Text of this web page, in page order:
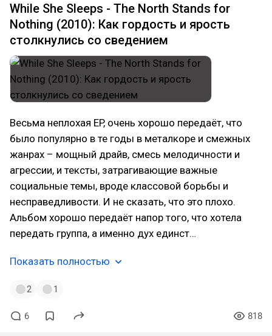
While She Sleeps - The North Stands for
Nothing (2010): Как гордость и ярость
столкнулись со сведением
Весьма неплохая EP, очень хорошо передаёт, что
было популярно в те годы в металкоре и смежных
жанрах – мощный драйв, смесь мелодичности и
агрессии, и тексты, затрагивающие важные
социальные темы, вроде классовой борьбы и
несправедливости. И не сказать, что это плохо.
Альбом хорошо передаёт напор того, что хотела
передать группа, а именно дух единст…
Показать полностью
2 1
6 818